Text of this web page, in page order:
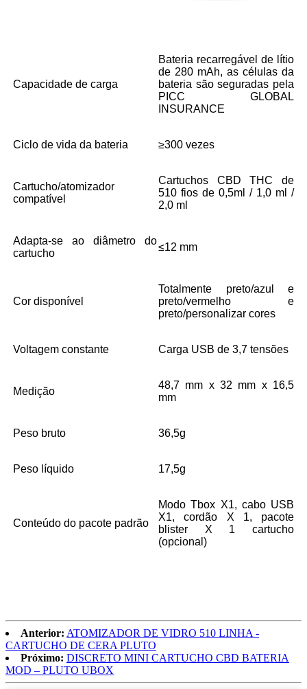
Capacidade de carga
Bateria recarregável de lítio
de 280 mAh, as células da
bateria são seguradas pela
PICC GLOBAL
INSURANCE
Ciclo de vida da bateria ≥300 vezes
Cartucho/atomizador
compatível
Cartuchos CBD THC de
510 fios de 0,5ml / 1,0 ml /
2,0 ml
Adapta-se ao diâmetro do
cartucho
≤12 mm
Cor disponível
Totalmente preto/azul e
preto/vermelho e
preto/personalizar cores
Voltagem constante Carga USB de 3,7 tensões
Medição
48,7 mm x 32 mm x 16,5
mm
Peso bruto 36,5g
Peso líquido 17,5g
Conteúdo do pacote padrão
Modo Tbox X1, cabo USB
X1, cordão X 1, pacote
blister X 1 cartucho
(opcional)
Anterior: ATOMIZADOR DE VIDRO 510 LINHA -
CARTUCHO DE CERA PLUTO
Próximo: DISCRETO MINI CARTUCHO CBD BATERIA
MOD – PLUTO UBOX